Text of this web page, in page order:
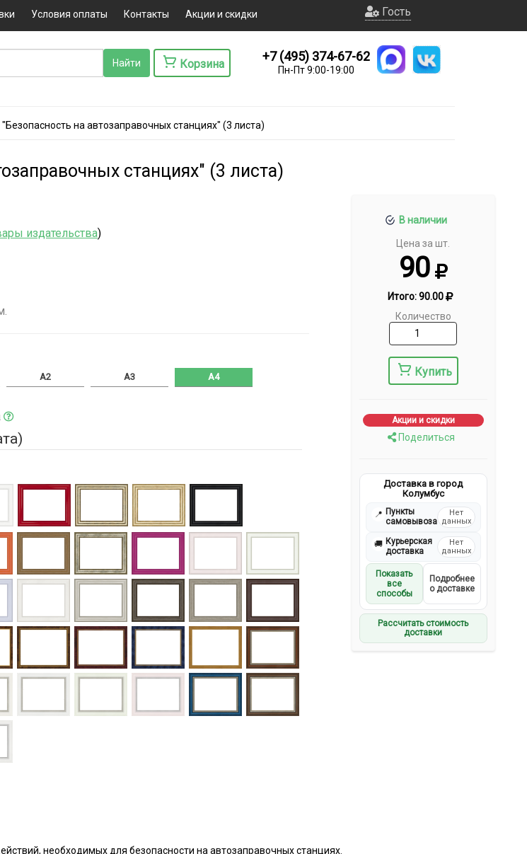
Условия оплаты Контакты Акции и скидки Гость
Корзина
+7 (495) 374-67-62
Пн-Пт 9:00-19:00
на автозаправочных станциях" (3 листа)
станциях" (3 листа)
В наличии
Цена за шт.
90
Итого:90.00
Количество
Купить
Акции и скидки
Поделиться
Доставка в город
Колумбус
📍 Пункты
самовывоза
Нет
данных
🚚 Курьерская
доставка
Нет
данных
Показать
все
способы
Подробнее
о доставке
Рассчитать стоимость
доставки
издательства)
A2 A3 A4
необходимых для безопасности на автозаправочных станциях.